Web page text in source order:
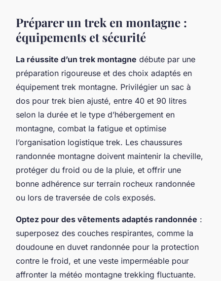
Préparer un trek en montagne :
équipements et sécurité
La réussite d’un trek montagne débute par une
préparation rigoureuse et des choix adaptés en
équipement trek montagne. Privilégier un sac à
dos pour trek bien ajusté, entre 40 et 90 litres
selon la durée et le type d’hébergement en
montagne, combat la fatigue et optimise
l’organisation logistique trek. Les chaussures
randonnée montagne doivent maintenir la cheville,
protéger du froid ou de la pluie, et offrir une
bonne adhérence sur terrain rocheux randonnée
ou lors de traversée de cols exposés.
Optez pour des vêtements adaptés randonnée :
superposez des couches respirantes, comme la
doudoune en duvet randonnée pour la protection
contre le froid, et une veste imperméable pour
affronter la météo montagne trekking fluctuante.